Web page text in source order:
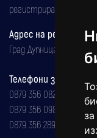
регистрирана на
Адрес на редакцията
Град Дупница,
Телефони за
0879 356 082
0879 356 098
0879 356 289